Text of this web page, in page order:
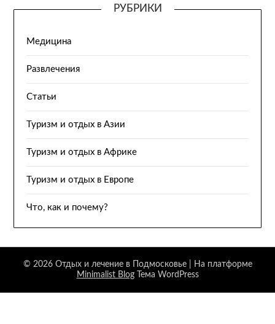
РУБРИКИ
Медицина
Развлечения
Статьи
Туризм и отдых в Азии
Туризм и отдых в Африке
Туризм и отдых в Европе
Что, как и почему?
© 2026 Отдых и лечение в Подмосковье
| На платформе
Minimalist BlogТема WordPress